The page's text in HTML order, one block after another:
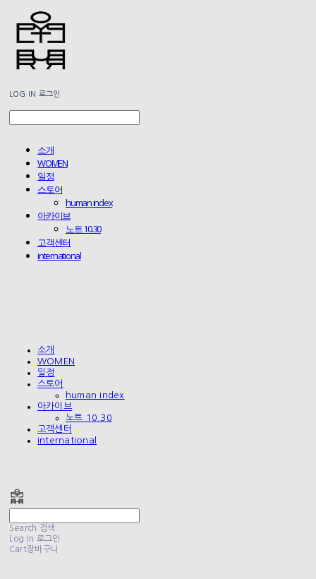
LOG IN 로그인
소개
WOMEN
일정
스토어
human index
아카이브
노트 10.30
고객센터
international
소개
WOMEN
일정
스토어
human index
아카이브
노트 10.30
고객센터
international
Search 검색
Log In 로그인
Cart장바구니